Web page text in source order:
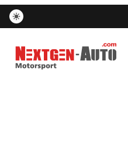
Nextgen-Auto.com